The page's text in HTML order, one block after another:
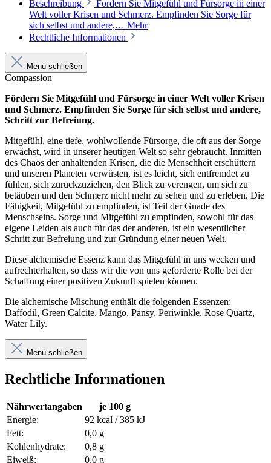
Beschreibung
Fördern Sie Mitgefühl und Fürsorge in einer
Welt voller Krisen und Schmerz. Empfinden Sie Sorge für
sich selbst und andere,… Mehr
Rechtliche Informationen
Menü schließen
Compassion
Fördern Sie Mitgefühl und Fürsorge in einer Welt voller Krisen
und Schmerz. Empfinden Sie Sorge für sich selbst und andere,
Schritt zur Befreiung.
Mitgefühl, eine tiefe, wohlwollende Fürsorge, die oft aus der Sorge
erwächst, wird in unserer heutigen Welt so sehr gebraucht. Inmitten
des Chaos der anhaltenden Krisen, die die Menschheit erschüttern
und unseren Planeten verwüsten, ist es leicht, sich entfremdet zu
fühlen, sich zurückzuziehen, den Blick zu verengen, um sich zu
betäuben und den Schmerz nicht mehr zu sehen und zu erleben. Die
Fähigkeit, Mitgefühl zu empfinden, ist Teil der Gnade des
Menschseins. Sorge und Mitgefühl zu empfinden, sowohl für das
eigene Leiden als auch für das der anderen, ist ein wesentlicher
Schritt zur Befreiung und zur Gründung einer neuen Welt.
Diese alchemische Essenz kann das Mitgefühl in uns wecken und
aufrechterhalten, so dass wir die von uns geforderte Rolle bei der
Schaffung einer positiven Zukunft spielen können.
Die alchemische Mischung enthält die folgenden Essenzen:
Daffodil, Green Calcite, Mango, Pansy, Periwinkle, Rose Quartz,
Water Lily.
Menü schließen
Rechtliche Informationen
Nährwertangaben
je 100 g
Energie:
92 kcal / 385 kJ
Fett:
0,0 g
Kohlenhydrate:
0,8 g
Eiweiß:
0,0 g